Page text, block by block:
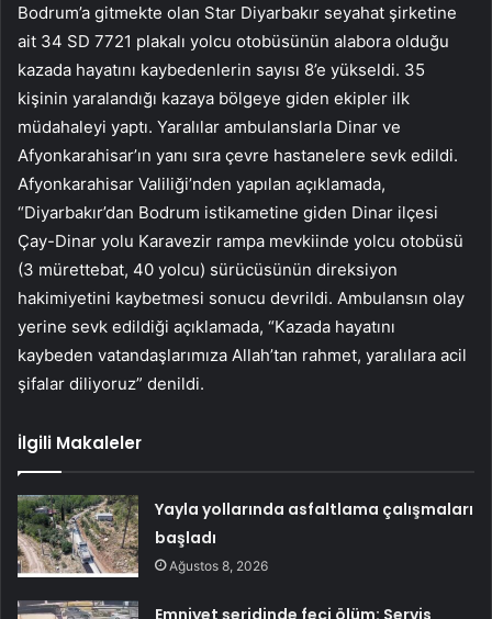
Bodrum’a gitmekte olan Star Diyarbakır seyahat şirketine
ait 34 SD 7721 plakalı yolcu otobüsünün alabora olduğu
kazada hayatını kaybedenlerin sayısı 8’e yükseldi. 35
kişinin yaralandığı kazaya bölgeye giden ekipler ilk
müdahaleyi yaptı. Yaralılar ambulanslarla Dinar ve
Afyonkarahisar’ın yanı sıra çevre hastanelere sevk edildi.
Afyonkarahisar Valiliği’nden yapılan açıklamada,
“Diyarbakır’dan Bodrum istikametine giden Dinar ilçesi
Çay-Dinar yolu Karavezir rampa mevkiinde yolcu otobüsü
(3 mürettebat, 40 yolcu) sürücüsünün direksiyon
hakimiyetini kaybetmesi sonucu devrildi. Ambulansın olay
yerine sevk edildiği açıklamada, “Kazada hayatını
kaybeden vatandaşlarımıza Allah’tan rahmet, yaralılara acil
şifalar diliyoruz” denildi.
İlgili Makaleler
Yayla yollarında asfaltlama çalışmaları
başladı
Ağustos 8, 2026
Emniyet şeridinde feci ölüm: Servis